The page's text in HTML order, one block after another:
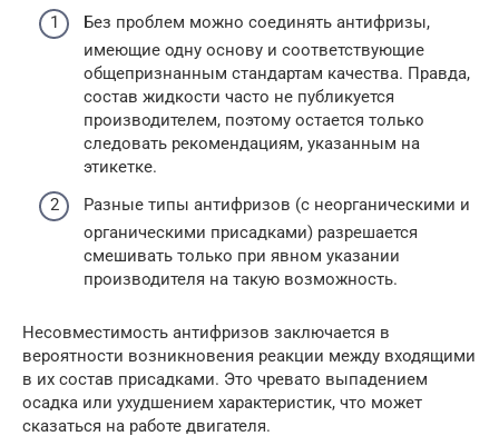
Без проблем можно соединять антифризы,
имеющие одну основу и соответствующие
общепризнанным стандартам качества. Правда,
состав жидкости часто не публикуется
производителем, поэтому остается только
следовать рекомендациям, указанным на
этикетке.
Разные типы антифризов (с неорганическими и
органическими присадками) разрешается
смешивать только при явном указании
производителя на такую возможность.
Несовместимость антифризов заключается в
вероятности возникновения реакции между входящими
в их состав присадками. Это чревато выпадением
осадка или ухудшением характеристик, что может
сказаться на работе двигателя.